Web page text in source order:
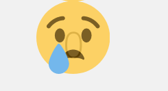
0
Грусть :(